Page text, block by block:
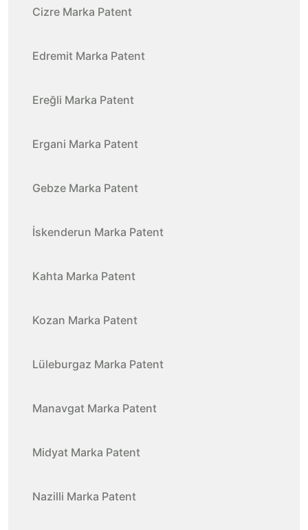
Cizre Marka Patent
Edremit Marka Patent
Ereğli Marka Patent
Ergani Marka Patent
Gebze Marka Patent
İskenderun Marka Patent
Kahta Marka Patent
Kozan Marka Patent
Lüleburgaz Marka Patent
Manavgat Marka Patent
Midyat Marka Patent
Nazilli Marka Patent